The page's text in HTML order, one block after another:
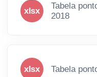
xlsx
Tabela
2018
xlsx Tabela